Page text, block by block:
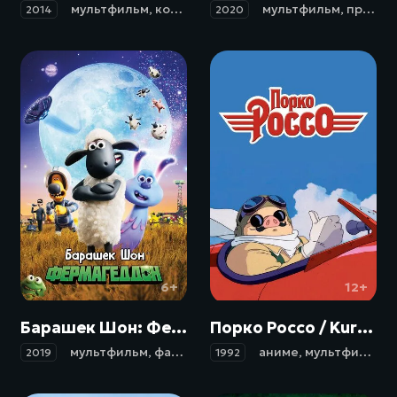
2014 мультфильм, короткометражка ,приключения,
2020 мультфильм, приключения
6+
Барашек Шон: Фермагеддон / A Shaun the Sheep Movie: Farmageddon (2019)
2019 мультфильм, фантастика ,фэнтези,комедия,
12+
Порко Россо / Kurenai no buta (1992)
1992 аниме, мультфильм